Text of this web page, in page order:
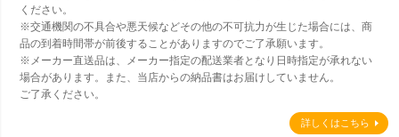
ください。
※交通機関の不具合や悪天候などその他の不可抗力が生じた場合には、商
品の到着時間帯が前後することがありますのでご了承願います。
※メーカー直送品は、メーカー指定の配送業者となり日時指定が承れない
場合があります。また、当店からの納品書はお届けしていません。
ご了承ください。
詳しくはこちら